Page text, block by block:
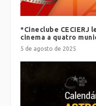
*Cineclube CECIERJ
cinema a quatro
5 de agosto de 2025